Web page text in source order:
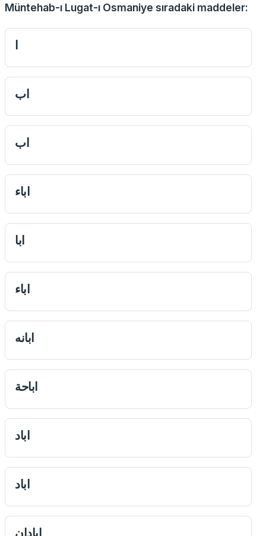
Müntehab-ı Lugat-ı Osmaniye sıradaki maddeler:
ا
اب
اب
اباء
ابا
اباء
ابانه
اباحة
اباد
اباد
ابادان